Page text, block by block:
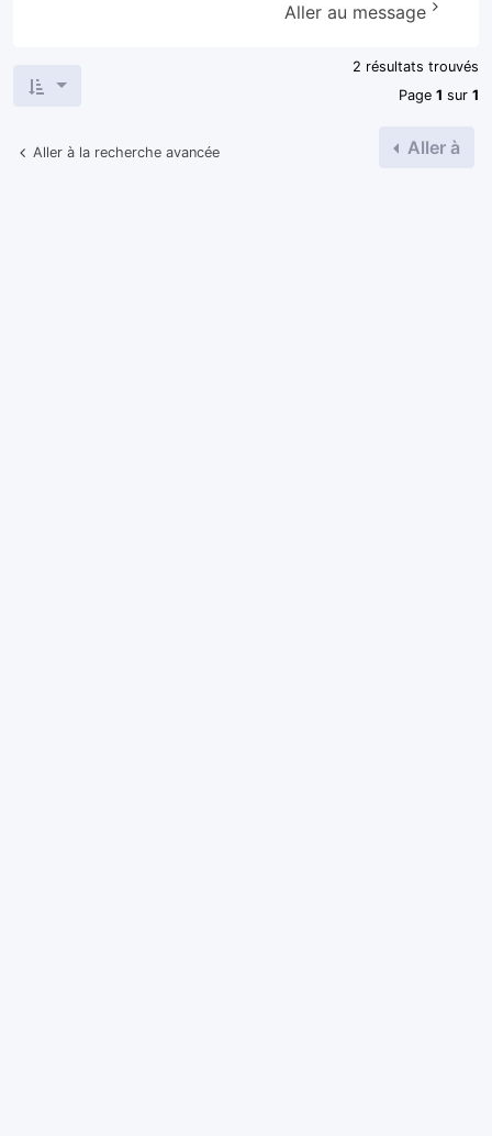
Aller au message
2 résultats trouvés
Page 1 sur 1
Aller à la recherche avancée Aller à